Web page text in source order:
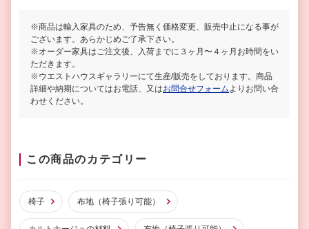
※商品は輸入家具のため、予告無く価格変更、販売中止になる事が
ございます。あらかじめご了承下さい。
※オーダー家具はご注文後、入荷までに３ヶ月〜４ヶ月お時間をい
ただきます。
※ウエストハウスギャラリーにて生産/販売をしております。商品
詳細や納期についてはお電話、又はお問合せフォーム よりお問い合
わせください。
この商品のカテゴリー
椅子 布地（椅子張り可能）